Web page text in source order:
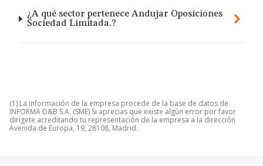
¿A qué sector pertenece Andujar Oposiciones
Sociedad Limitada.?
(1) La información de la empresa procede de la base de datos de
INFORMA D&B S.A. (SME) Si aprecias que existe algún error por favor
dirígete acreditando tu representación de la empresa a la dirección
Avenida de Europa, 19, 28108, Madrid.